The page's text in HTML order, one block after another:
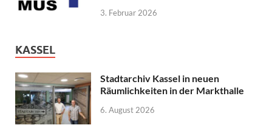
3. Februar 2026
KASSEL
Stadtarchiv Kassel in neuen
Räumlichkeiten in der Markthalle
6. August 2026